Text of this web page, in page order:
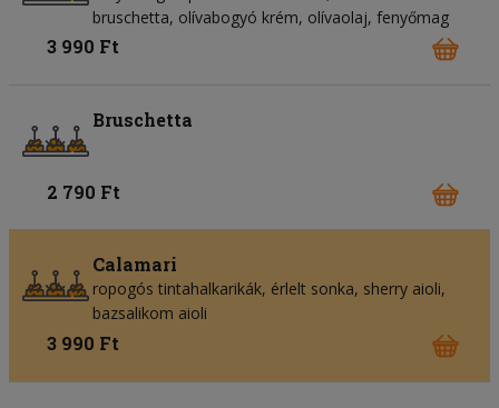
bruschetta, olívabogyó krém, olívaolaj, fenyőmag
3 990 Ft
Bruschetta
2 790 Ft
Calamari
ropogós tintahalkarikák, érlelt sonka, sherry aioli,
bazsalikom aioli
3 990 Ft